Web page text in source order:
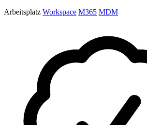
Arbeitsplatz Workspace M365 MDM